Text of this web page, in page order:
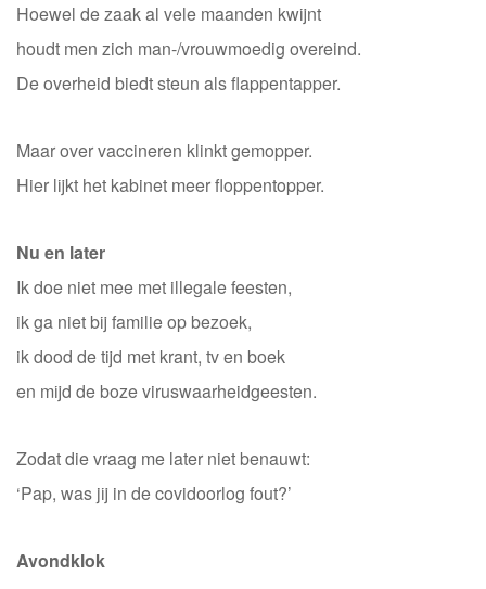
Hoewel de zaak al vele maanden kwijnt
houdt men zich man-/vrouwmoedig overeind.
De overheid biedt steun als flappentapper.
Maar over vaccineren klinkt gemopper.
Hier lijkt het kabinet meer floppentopper.
Nu en later
Ik doe niet mee met illegale feesten,
ik ga niet bij familie op bezoek,
ik dood de tijd met krant, tv en boek
en mijd de boze viruswaarheidgeesten.
Zodat die vraag me later niet benauwt:
‘Pap, was jij in de covidoorlog fout?’
Avondklok